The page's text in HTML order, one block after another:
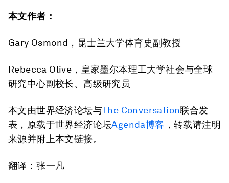
本文作者：
Gary Osmond，昆士兰大学体育史副教授
Rebecca Olive，皇家墨尔本理工大学社会与全球
研究中心副校长、高级研究员
本文由世界经济论坛与The Conversation联合发
表，原载于世界经济论坛Agenda博客 ，转载请注明
来源并附上本文链接。
翻译：张一凡